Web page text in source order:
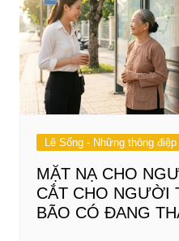
Lẽ Sống - Những thông
MẶT NẠ CHO
CẮT CHO NGƯỜI
BÃO CÓ ĐANG